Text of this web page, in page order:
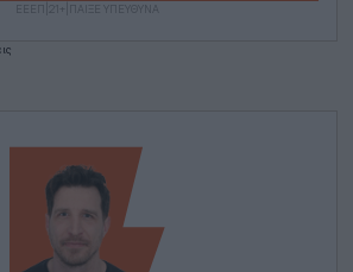
ΕΕΕΠ|21+|ΠΑΙΞΕ ΥΠΕΥΘΥΝΑ